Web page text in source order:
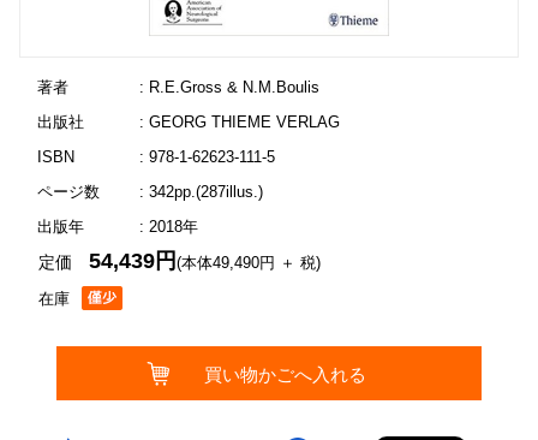
著者
: R.E.Gross & N.M.Boulis
出版社
: GEORG THIEME VERLAG
ISBN
: 978-1-62623-111-5
ページ数
: 342pp.(287illus.)
出版年
: 2018年
在庫
定価54,439円(本体49,490円 ＋ 税)